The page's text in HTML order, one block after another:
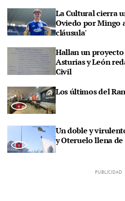
La Cultural cierra
Oviedo por Mingo
cláusula'
Hallan un
Asturias y León
Civil
Los últimos del
Un doble y
y Oteruelo llena